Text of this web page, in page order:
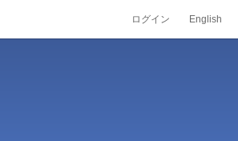
ログイン English